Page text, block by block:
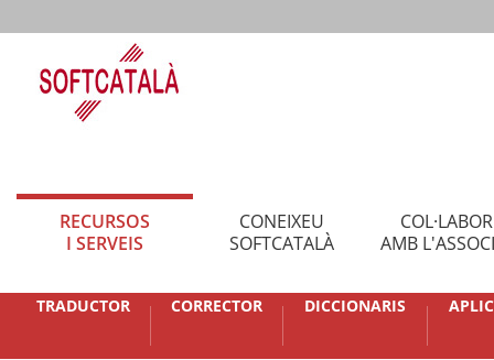
RECURSOS
I SERVEIS
CONEIXEU
SOFTCATALÀ
AMB
TRADUCTOR CORRECTOR DICCIONARIS